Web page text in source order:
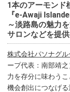
1本のアーモンド
『e-Awaji
～淡路島の魅力
サロンなどを提
株式会社パソナグル
ープ代表：南部靖
力を存分に味わう
機会創出につなげ